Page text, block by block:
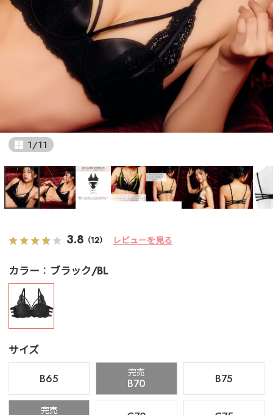
1/11
3.8 （12） レビューを見る
カラー ブラック/BL
サイズ
B65
完売
B70 B75
完売